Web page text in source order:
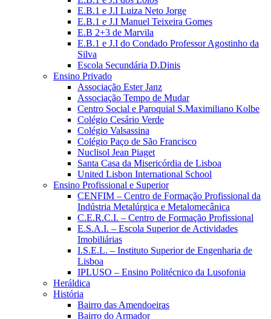
E.B.1 e J.I Luiza Neto Jorge
E.B.1 e J.I Manuel Teixeira Gomes
E.B 2+3 de Marvila
E.B.1 e J.I do Condado Professor Agostinho da
Silva
Escola Secundária D.Dinis
Ensino Privado
Associação Ester Janz
Associação Tempo de Mudar
Centro Social e Paroquial S.Maximiliano Kolbe
Colégio Cesário Verde
Colégio Valsassina
Colégio Paço de São Francisco
Nuclisol Jean Piaget
Santa Casa da Misericórdia de Lisboa
United Lisbon International School
Ensino Profissional e Superior
CENFIM – Centro de Formação Profissional da
Indústria Metalúrgica e Metalomecânica
C.E.R.C.I. – Centro de Formação Profissional
E.S.A.I. – Escola Superior de Actividades
Imobiliárias
I.S.E.L. – Instituto Superior de Engenharia de
Lisboa
IPLUSO – Ensino Politécnico da Lusofonia
Heráldica
História
Bairro das Amendoeiras
Bairro do Armador